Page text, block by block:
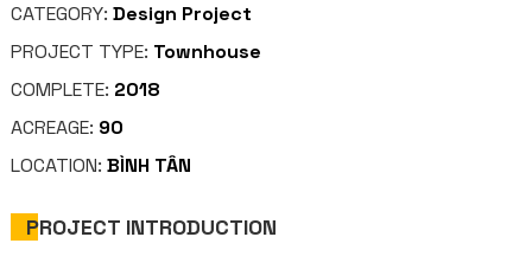
CATEGORY: Design Project
PROJECT TYPE: Townhouse
COMPLETE: 2018
ACREAGE: 90
LOCATION: BÌNH TÂN
PROJECT INTRODUCTION